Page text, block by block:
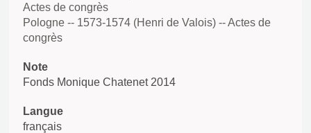
Actes de congrès
Pologne -- 1573-1574 (Henri de Valois) -- Actes de
congrès
Note
Fonds Monique Chatenet 2014
Langue
français